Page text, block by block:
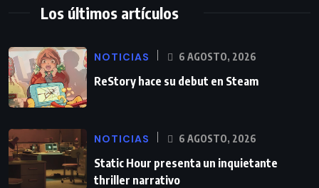
Los últimos artículos
NOTICIAS 6 AGOSTO, 2026
ReStory hace su debut en Steam
NOTICIAS 6 AGOSTO, 2026
Static Hour presenta un inquietante
thriller narrativo